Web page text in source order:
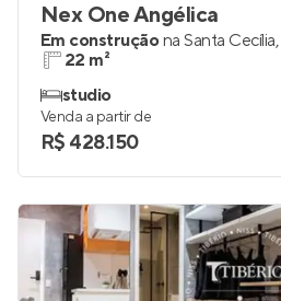
Nex One Angélica
Em construçãona Santa Cecília,
22 m²
studio
Venda a partir de
R$ 428.150